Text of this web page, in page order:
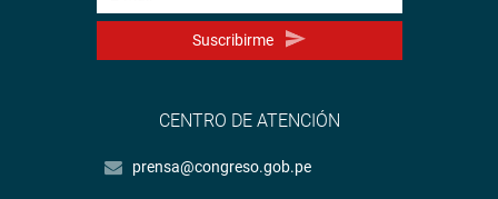
Suscribirme
CENTRO DE ATENCIÓN
prensa@congreso.gob.pe